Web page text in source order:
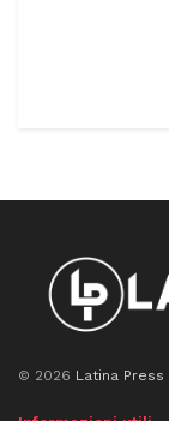
© 2026 Latina Press